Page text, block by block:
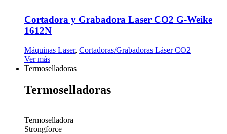
Cortadora y Grabadora Laser CO2 G-Weike
1612N
Máquinas Laser, Cortadoras/Grabadoras Láser CO2
Ver más
Termoselladoras
Termoselladoras
Termoselladora
Strongforce